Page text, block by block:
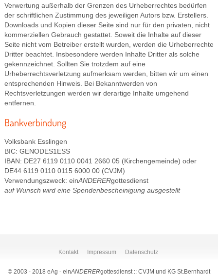
Verwertung außerhalb der Grenzen des Urheberrechtes bedürfen
der schriftlichen Zustimmung des jeweiligen Autors bzw. Erstellers.
Downloads und Kopien dieser Seite sind nur für den privaten, nicht
kommerziellen Gebrauch gestattet. Soweit die Inhalte auf dieser
Seite nicht vom Betreiber erstellt wurden, werden die Urheberrechte
Dritter beachtet. Insbesondere werden Inhalte Dritter als solche
gekennzeichnet. Sollten Sie trotzdem auf eine
Urheberrechtsverletzung aufmerksam werden, bitten wir um einen
entsprechenden Hinweis. Bei Bekanntwerden von
Rechtsverletzungen werden wir derartige Inhalte umgehend
entfernen.
Bankverbindung
Volksbank Esslingen
BIC: GENODES1ESS
IBAN: DE27 6119 0110 0041 2660 05 (Kirchengemeinde) oder
DE44 6119 0110 0115 6000 00 (CVJM)
Verwendungszweck: einANDERERgottesdienst
auf Wunsch wird eine Spendenbescheinigung ausgestellt
Kontakt Impressum Datenschutz
© 2003 - 2018 eAg - einANDERERgottesdienst :: CVJM und KG St.Bernhardt